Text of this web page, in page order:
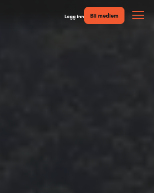
Logg inn Bli medlem